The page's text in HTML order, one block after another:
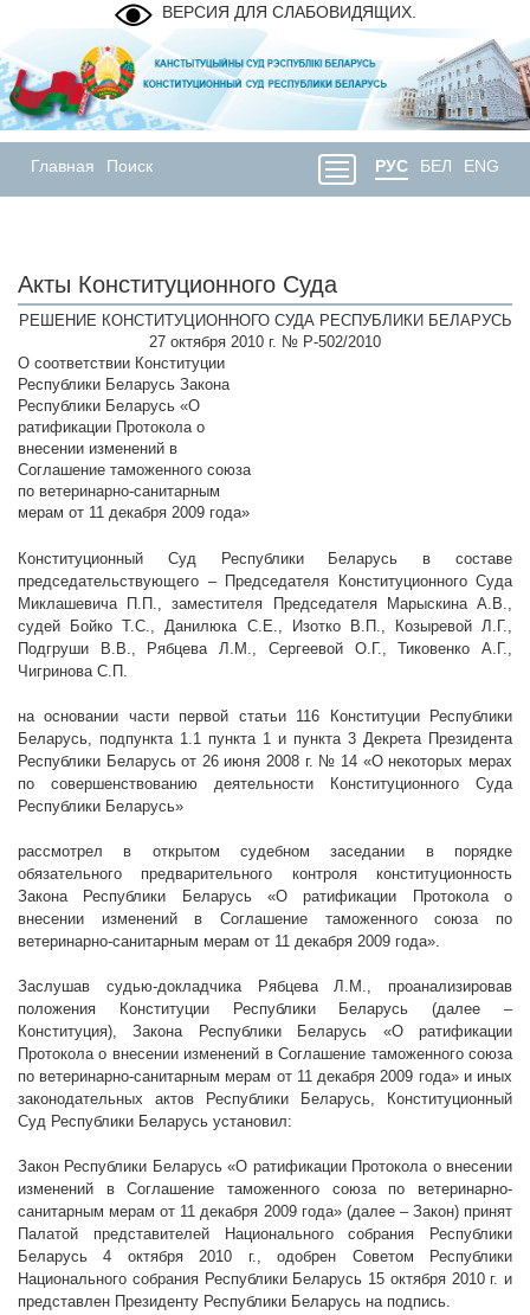
ВЕРСИЯ ДЛЯ СЛАБОВИДЯЩИХ.
Главная Поиск РУС БЕЛ ENG
Акты Конституционного Суда
РЕШЕНИЕ КОНСТИТУЦИОННОГО СУДА РЕСПУБЛИКИ БЕЛАРУСЬ
27 октября 2010 г. № Р-502/2010
О соответствии Конституции
Республики Беларусь Закона
Республики Беларусь «О
ратификации Протокола о
внесении изменений в
Соглашение таможенного союза
по ветеринарно-санитарным
мерам от 11 декабря 2009 года»
Конституционный Суд Республики Беларусь в составе
председательствующего – Председателя Конституционного Суда
Миклашевича П.П., заместителя Председателя Марыскина А.В.,
судей Бойко Т.С., Данилюка С.Е., Изотко В.П., Козыревой Л.Г.,
Подгруши В.В., Рябцева Л.М., Сергеевой О.Г., Тиковенко А.Г.,
Чигринова С.П.
на основании части первой статьи 116 Конституции Республики
Беларусь, подпункта 1.1 пункта 1 и пункта 3 Декрета Президента
Республики Беларусь от 26 июня 2008 г. № 14 «О некоторых мерах
по совершенствованию деятельности Конституционного Суда
Республики Беларусь»
рассмотрел в открытом судебном заседании в порядке
обязательного предварительного контроля конституционность
Закона Республики Беларусь «О ратификации Протокола о
внесении изменений в Соглашение таможенного союза по
ветеринарно-санитарным мерам от 11 декабря 2009 года».
Заслушав судью-докладчика Рябцева Л.М., проанализировав
положения Конституции Республики Беларусь (далее –
Конституция), Закона Республики Беларусь «О ратификации
Протокола о внесении изменений в Соглашение таможенного союза
по ветеринарно-санитарным мерам от 11 декабря 2009 года» и иных
законодательных актов Республики Беларусь, Конституционный
Суд Республики Беларусь установил:
Закон Республики Беларусь «О ратификации Протокола о внесении
изменений в Соглашение таможенного союза по ветеринарно-
санитарным мерам от 11 декабря 2009 года» (далее – Закон) принят
Палатой представителей Национального собрания Республики
Беларусь 4 октября2010 г., одобрен Советом Республики
Национального собрания Республики Беларусь 15 октября 2010 г. и
представлен Президенту Республики Беларусь на подпись.